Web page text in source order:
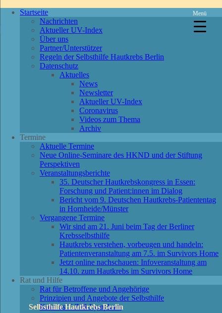
Startseite
Nachrichten
Aktueller UV-Index
Über uns
Partner/Unterstützer
Regeln der Selbsthilfe Hautkrebs Berlin
Datenschutz
Aktuelles
News
Newsletter
Aktueller UV-Index
Coronavirus
Videos zum Thema
Archiv
Termine
Aktuelle Termine
Neue Online-Seminare des HKND und der Stiftung
Perspektiven
Veranstaltungsberichte
35. Deutscher Hautkrebskongress in Essen:
Forschung und Patient:innen im Dialog
Bericht vom 9. Deutschen Hautkrebs-Patiententag
in Hornheide/Münster
Vergangene Termine
Wir sind am 21. Juni beim Tag der Berliner
Krebsselbsthilfe
Hautkrebs verstehen, vorbeugen und handeln:
Patientenveranstaltung am 7.5. im Survivors Home
Jetzt online nachschauen: Infoveranstaltung am
14.10. zum Hautkrebs im Survivors Home
Rat und Hilfe
Rat für Betroffene und Angehörige
Prinzipien und Angebote der Selbsthilfe
Kutanes T-Zell-Lymphom
Selbsthilfe Hautkrebs Berlin
Menü